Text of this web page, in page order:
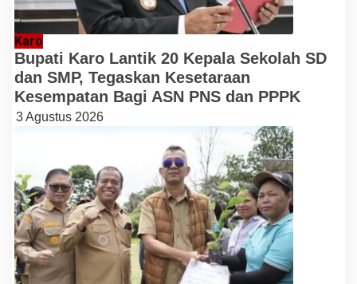
Karo
Bupati Karo Lantik 20 Kepala Sekolah SD
dan SMP, Tegaskan Kesetaraan
Kesempatan Bagi ASN PNS dan PPPK
3 Agustus 2026